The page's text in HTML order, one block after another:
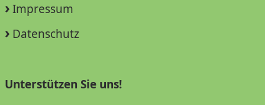
Impressum
Datenschutz
Unterstützen Sie uns!